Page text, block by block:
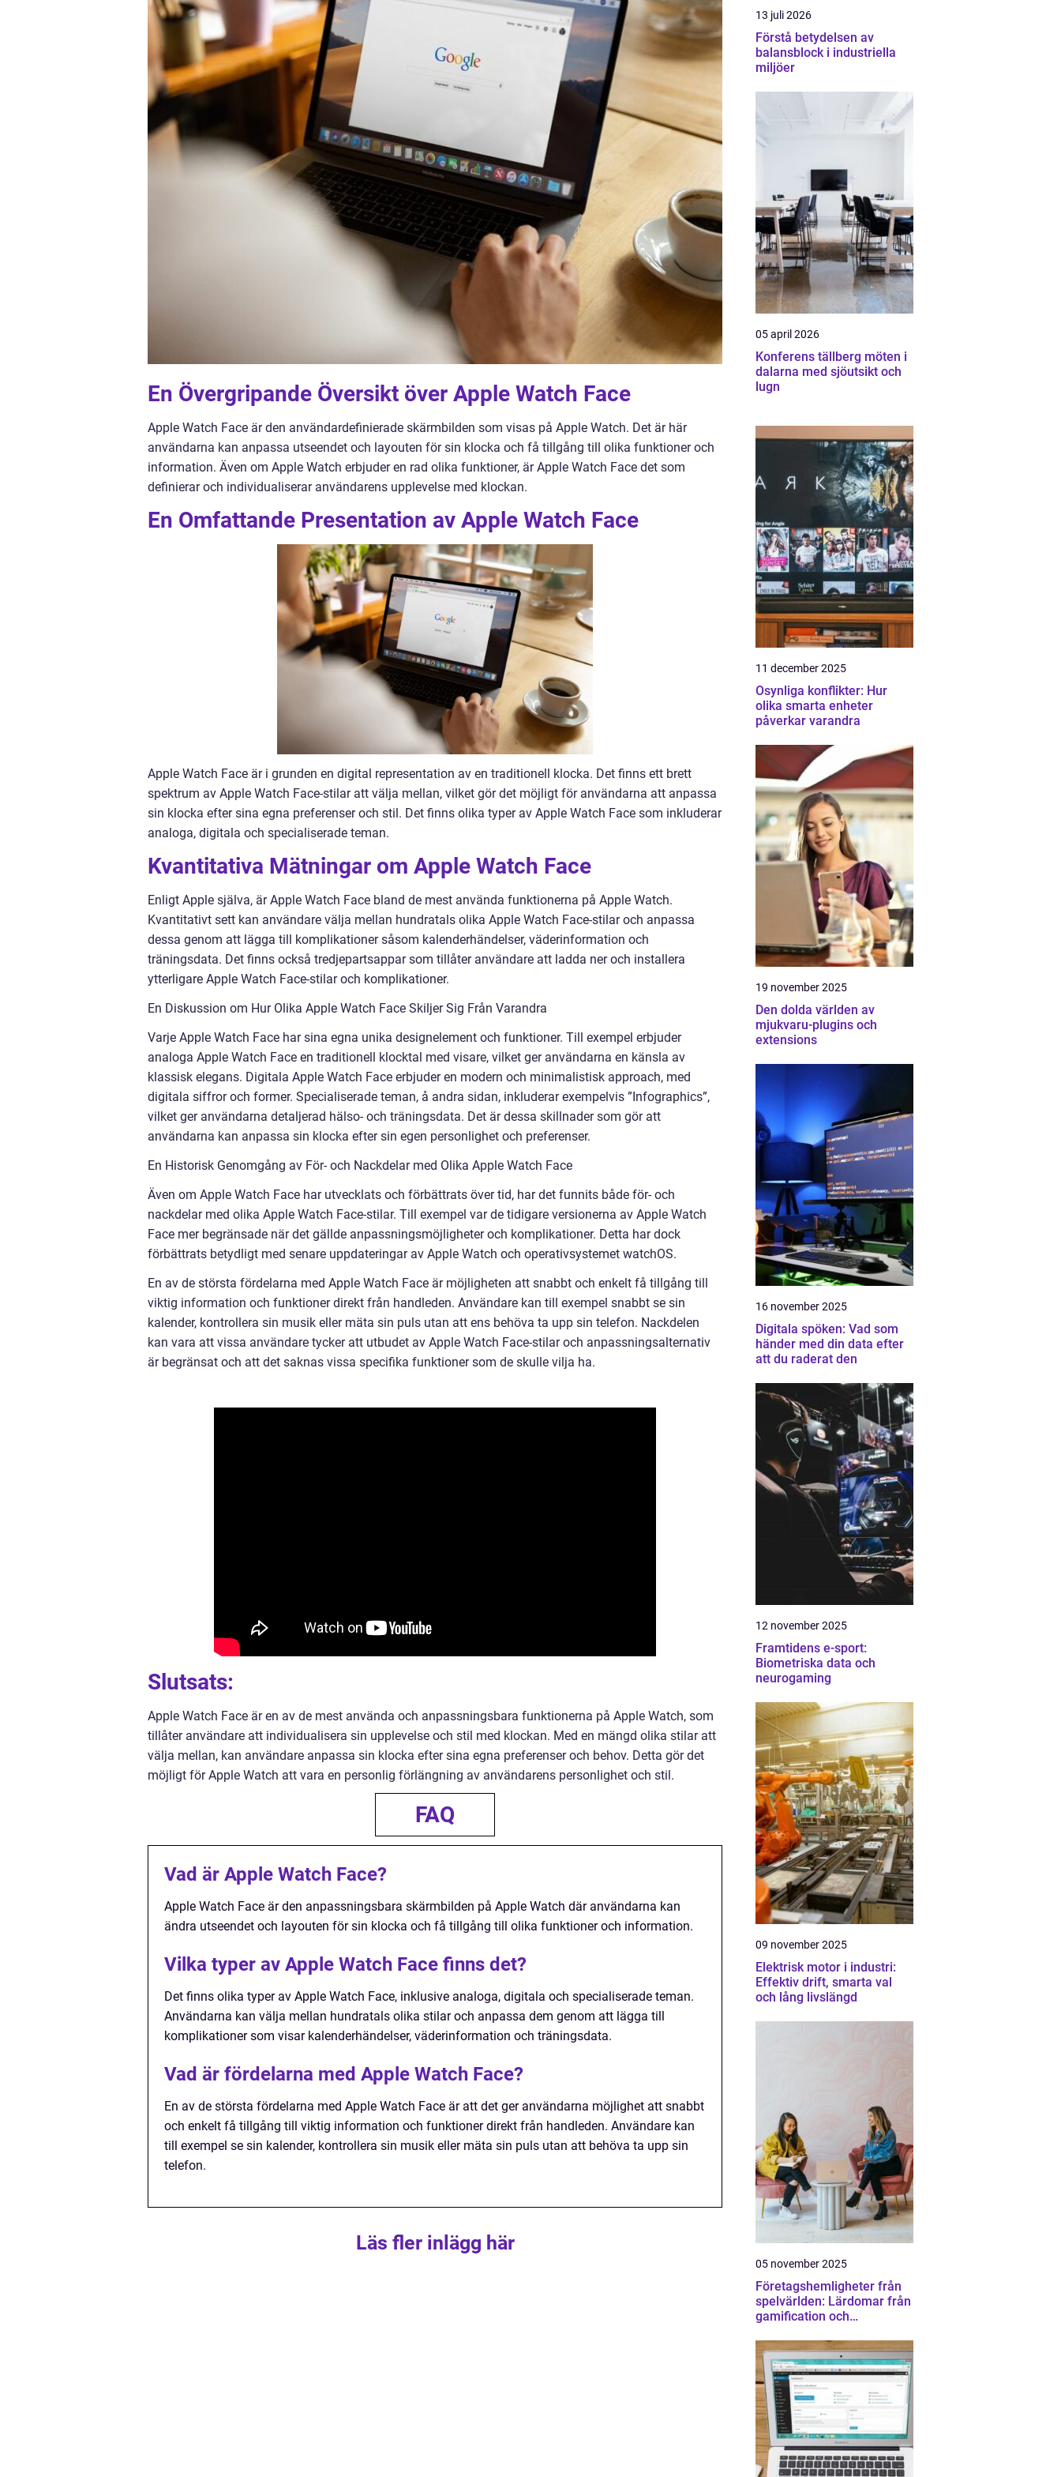
En Övergripande Översikt över Apple Watch Face
Apple Watch Face är den användardefinierade skärmbilden som visas på Apple Watch. Det är här
användarna kan anpassa utseendet och layouten för sin klocka och få tillgång till olika funktioner och
information. Även om Apple Watch erbjuder en rad olika funktioner, är Apple Watch Face det som
definierar och individualiserar användarens upplevelse med klockan.
En Omfattande Presentation av Apple Watch Face
Apple Watch Face är i grunden en digital representation av en traditionell klocka. Det finns ett brett
spektrum av Apple Watch Face-stilar att välja mellan, vilket gör det möjligt för användarna att anpassa
sin klocka efter sina egna preferenser och stil. Det finns olika typer av Apple Watch Face som inkluderar
analoga, digitala och specialiserade teman.
Kvantitativa Mätningar om Apple Watch Face
Enligt Apple själva, är Apple Watch Face bland de mest använda funktionerna på Apple Watch.
Kvantitativt sett kan användare välja mellan hundratals olika Apple Watch Face-stilar och anpassa
dessa genom att lägga till komplikationer såsom kalenderhändelser, väderinformation och
träningsdata. Det finns också tredjepartsappar som tillåter användare att ladda ner och installera
ytterligare Apple Watch Face-stilar och komplikationer.
En Diskussion om Hur Olika Apple Watch Face Skiljer Sig Från Varandra
Varje Apple Watch Face har sina egna unika designelement och funktioner. Till exempel erbjuder
analoga Apple Watch Face en traditionell klocktal med visare, vilket ger användarna en känsla av
klassisk elegans. Digitala Apple Watch Face erbjuder en modern och minimalistisk approach, med
digitala siffror och former. Specialiserade teman, å andra sidan, inkluderar exempelvis ”Infographics”,
vilket ger användarna detaljerad hälso- och träningsdata. Det är dessa skillnader som gör att
användarna kan anpassa sin klocka efter sin egen personlighet och preferenser.
En Historisk Genomgång av För- och Nackdelar med Olika Apple Watch Face
Även om Apple Watch Face har utvecklats och förbättrats över tid, har det funnits både för- och
nackdelar med olika Apple Watch Face-stilar. Till exempel var de tidigare versionerna av Apple Watch
Face mer begränsade när det gällde anpassningsmöjligheter och komplikationer. Detta har dock
förbättrats betydligt med senare uppdateringar av Apple Watch och operativsystemet watchOS.
En av de största fördelarna med Apple Watch Face är möjligheten att snabbt och enkelt få tillgång till
viktig information och funktioner direkt från handleden. Användare kan till exempel snabbt se sin
kalender, kontrollera sin musik eller mäta sin puls utan att ens behöva ta upp sin telefon. Nackdelen
kan vara att vissa användare tycker att utbudet av Apple Watch Face-stilar och anpassningsalternativ
är begränsat och att det saknas vissa specifika funktioner som de skulle vilja ha.
Slutsats:
Apple Watch Face är en av de mest använda och anpassningsbara funktionerna på Apple Watch, som
tillåter användare att individualisera sin upplevelse och stil med klockan. Med en mängd olika stilar att
välja mellan, kan användare anpassa sin klocka efter sina egna preferenser och behov. Detta gör det
möjligt för Apple Watch att vara en personlig förlängning av användarens personlighet och stil.
FAQ
Vad är Apple Watch Face?
Apple Watch Face är den anpassningsbara skärmbilden på Apple Watch där användarna kan
ändra utseendet och layouten för sin klocka och få tillgång till olika funktioner och information.
Vilka typer av Apple Watch Face finns det?
Det finns olika typer av Apple Watch Face, inklusive analoga, digitala och specialiserade teman.
Användarna kan välja mellan hundratals olika stilar och anpassa dem genom att lägga till
komplikationer som visar kalenderhändelser, väderinformation och träningsdata.
Vad är fördelarna med Apple Watch Face?
En av de största fördelarna med Apple Watch Face är att det ger användarna möjlighet att snabbt
och enkelt få tillgång till viktig information och funktioner direkt från handleden. Användare kan
till exempel se sin kalender, kontrollera sin musik eller mäta sin puls utan att behöva ta upp sin
telefon.
Läs fler inlägg här
13 juli 2026
Förstå betydelsen av
balansblock i industriella
miljöer
05 april 2026
Konferens tällberg möten i
dalarna med sjöutsikt och
lugn
11 december 2025
Osynliga konflikter: Hur
olika smarta enheter
påverkar varandra
19 november 2025
Den dolda världen av
mjukvaru-plugins och
extensions
16 november 2025
Digitala spöken: Vad som
händer med din data efter
att du raderat den
12 november 2025
Framtidens e-sport:
Biometriska data och
neurogaming
09 november 2025
Elektrisk motor i industri:
Effektiv drift, smarta val
och lång livslängd
05 november 2025
Företagshemligheter från
spelvärlden: Lärdomar från
gamification och